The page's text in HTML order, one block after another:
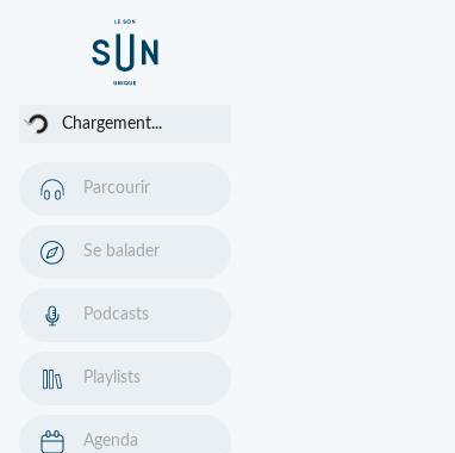
Chargement...
Parcourir
Se balader
Podcasts
Playlists
Agenda